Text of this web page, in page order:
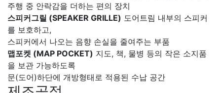
주행 중 안락감을 더하는 편의 장치
스피커그릴 (SPEAKER GRILLE) 도어트림 내부의 스피커
를 보호하고,
스피커에서 나오는 음향 손실을 줄여주는 부품
맵포켓 (MAP POCKET) 지도, 책, 물병 등의 작은 소지품
을 보관 가능하도록
문(도어)하단에 개방형태로 적용된 수납 공간